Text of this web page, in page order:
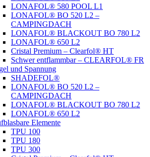
LONAFOL® 580 POOL L1
LONAFOL® BO 520 L2 –
CAMPINGDACH
LONAFOL® BLACKOUT BO 780 L2
LONAFOL® 650 L2
Cristal Premium – Clearfol® HT
Schwer entflammbar – CLEARFOL® FR
und Spannung
SHADEFOL®
LONAFOL® BO 520 L2 –
CAMPINGDACH
LONAFOL® BLACKOUT BO 780 L2
LONAFOL® 650 L2
Elemente
TPU 100
TPU 180
TPU 300